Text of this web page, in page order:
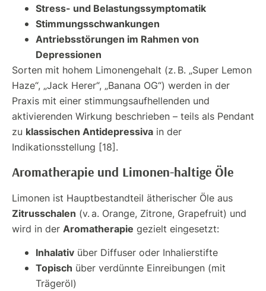
Stress- und Belastungssymptomatik
Stimmungsschwankungen
Antriebsstörungen im Rahmen von
Depressionen
Sorten mit hohem Limonengehalt (z. B. „Super Lemon
Haze“, „Jack Herer“, „Banana OG“) werden in der
Praxis mit einer stimmungsaufhellenden und
aktivierenden Wirkung beschrieben – teils als Pendant
zu klassischen Antidepressiva in der
Indikationsstellung [18].
Aromatherapie und Limonen-haltige Öle
Limonen ist Hauptbestandteil ätherischer Öle aus
Zitrusschalen (v. a. Orange, Zitrone, Grapefruit) und
wird in der Aromatherapie gezielt eingesetzt:
Inhalativ über Diffuser oder Inhalierstifte
Topisch über verdünnte Einreibungen (mit
Trägeröl)